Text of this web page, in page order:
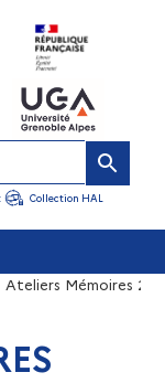
Collection HAL
Ateliers Mémoires